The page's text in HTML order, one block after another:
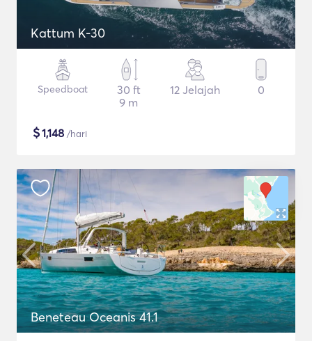
Kattum K-30
Speedboat
30 ft
9 m
12 Jelajah 0
$1,148 /hari
Beneteau Oceanis 41.1